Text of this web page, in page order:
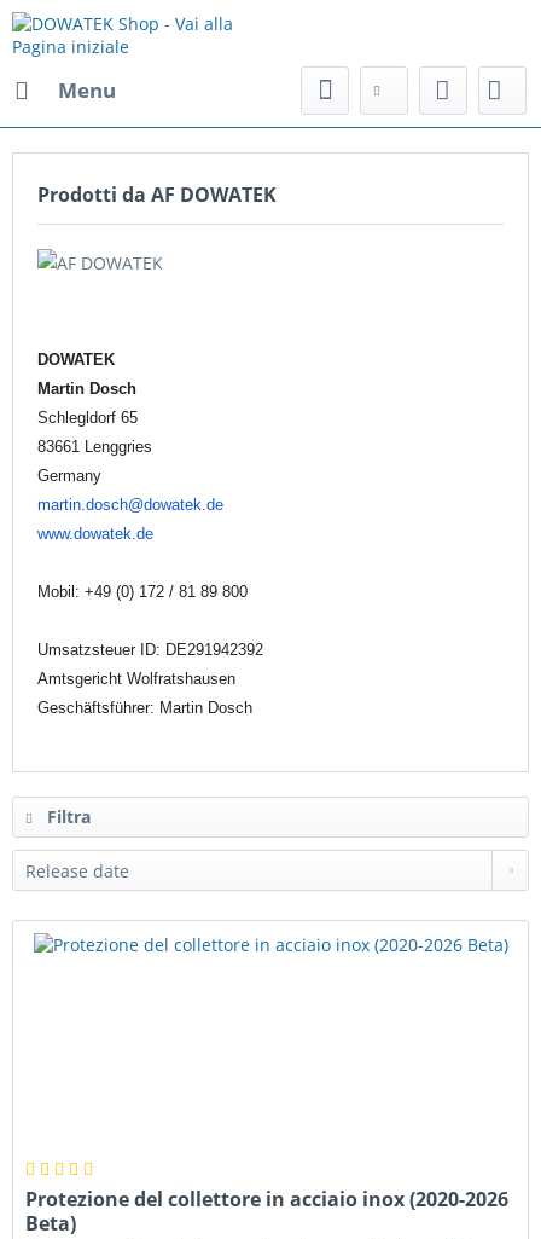
Menu
Prodotti da AF DOWATEK
DOWATEK
Martin Dosch
Schlegldorf 65
83661 Lenggries
Germany
martin.dosch@dowatek.de
www.dowatek.de
Mobil: +49 (0) 172 / 81 89 800
Umsatzsteuer ID: DE291942392
Amtsgericht Wolfratshausen
Geschäftsführer: Martin Dosch
Filtra
Protezione del collettore in acciaio inox (2020-2026
Beta)